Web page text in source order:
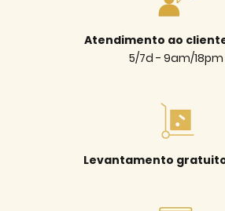
Atendimento ao
5/7d - 9am/18pm
Levantamento